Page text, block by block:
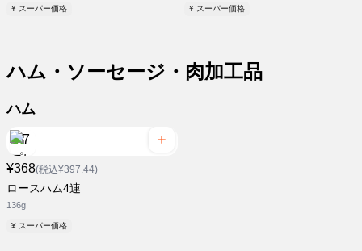
¥ スーパー価格 ¥ スーパー価格
ハム・ソーセージ・肉加工品
ハム
¥368(税込¥397.44)
ロースハム4連
136g
¥ スーパー価格